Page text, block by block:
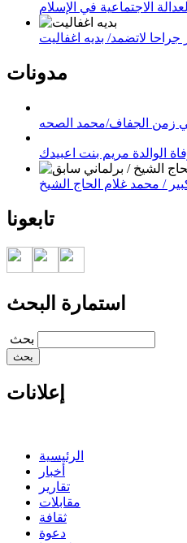
لاتضمد/ بديه اغفاليت
مدونات
في زمن الجفاف/محمد الصحه
الوالدة مريم بنت اعبيدك
/ محمد غلام الحاج الشيخ
تابعونا
استمارة البحث
‏بحث ‏
إعلانات
الرئيسية
أخبار
تقارير
مقابلات
ثقافة
دعوة